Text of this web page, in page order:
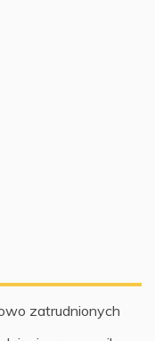
zatrudnionych